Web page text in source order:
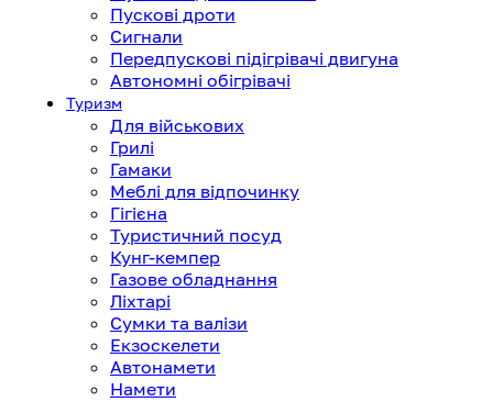
Пускові дроти
Сигнали
Передпускові підігрівачі двигуна
Автономні обігрівачі
Туризм
Для військових
Грилі
Гамаки
Меблі для відпочинку
Гігієна
Туристичний посуд
Кунг-кемпер
Газове обладнання
Ліхтарі
Сумки та валізи
Екзоскелети
Автонамети
Намети